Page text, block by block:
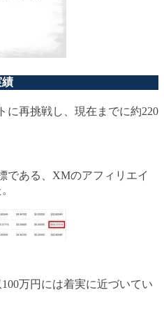
績
に再挑戦し、現在までに約220
である、XMのアフィリエイ
万円には着実に近づいてい